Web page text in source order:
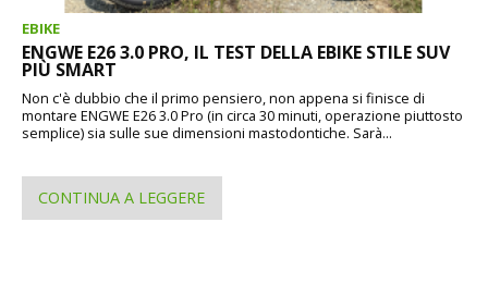
EBIKE
ENGWE E26 3.0 PRO, IL TEST DELLA EBIKE STILE SUV
PIÙ SMART
Non c'è dubbio che il primo pensiero, non appena si finisce di
montare ENGWE E26 3.0 Pro (in circa 30 minuti, operazione piuttosto
semplice) sia sulle sue dimensioni mastodontiche. Sarà...
CONTINUA A LEGGERE